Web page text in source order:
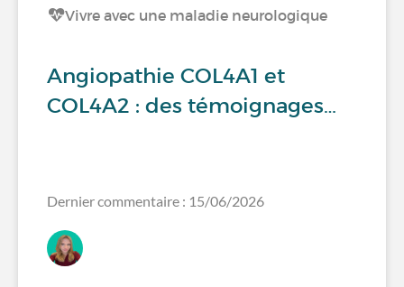
Vivre avec une maladie neurologique
Angiopathie COL4A1 et
COL4A2 : des témoignages…
Dernier commentaire : 15/06/2026